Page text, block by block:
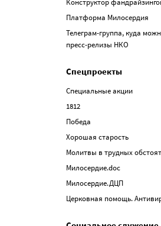
Платформа Милосердия
Телеграм-группа, куда
пресс-релизы НКО
Спецпроекты
Специальные акции
1812
Победа
Хорошая старость
Молитвы в трудных
Милосердие.doc
Милосердие.ДЦП
Церковная помощь.